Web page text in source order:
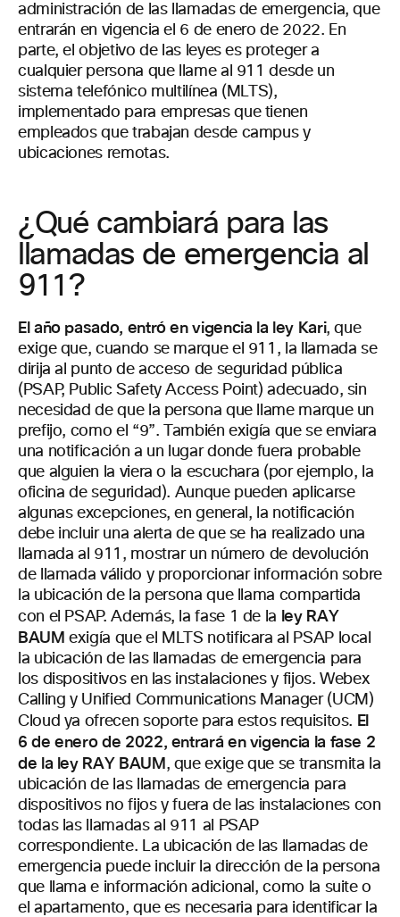
administración de las llamadas de emergencia, que
entrarán en vigencia el 6 de enero de 2022. En
parte, el objetivo de las leyes es proteger a
cualquier persona que llame al 911 desde un
sistema telefónico multilínea (MLTS),
implementado para empresas que tienen
empleados que trabajan desde campus y
ubicaciones remotas.
¿Qué cambiará para las
llamadas de emergencia al
911?
El año pasado, entró en vigencia la ley Kari, que
exige que, cuando se marque el 911, la llamada se
dirija al punto de acceso de seguridad pública
(PSAP, Public Safety Access Point) adecuado, sin
necesidad de que la persona que llame marque un
prefijo, como el “9”. También exigía que se enviara
una notificación a un lugar donde fuera probable
que alguien la viera o la escuchara (por ejemplo, la
oficina de seguridad). Aunque pueden aplicarse
algunas excepciones, en general, la notificación
debe incluir una alerta de que se ha realizado una
llamada al 911, mostrar un número de devolución
de llamada válido y proporcionar información sobre
la ubicación de la persona que llama compartida
con el PSAP. Además, la fase 1 de la ley RAY
BAUMexigía que el MLTS notificara al PSAP local
la ubicación de las llamadas de emergencia para
los dispositivos en las instalaciones y fijos. Webex
Calling y Unified Communications Manager (UCM)
Cloud ya ofrecen soporte para estos requisitos. El
6 de enero de 2022, entrará en vigencia la fase 2
de la ley RAY BAUM, que exige que se transmita la
ubicación de las llamadas de emergencia para
dispositivos no fijos y fuera de las instalaciones con
todas las llamadas al 911 al PSAP
correspondiente. La ubicación de las llamadas de
emergencia puede incluir la dirección de la persona
que llama e información adicional, como la suite o
el apartamento, que es necesaria para identificar la